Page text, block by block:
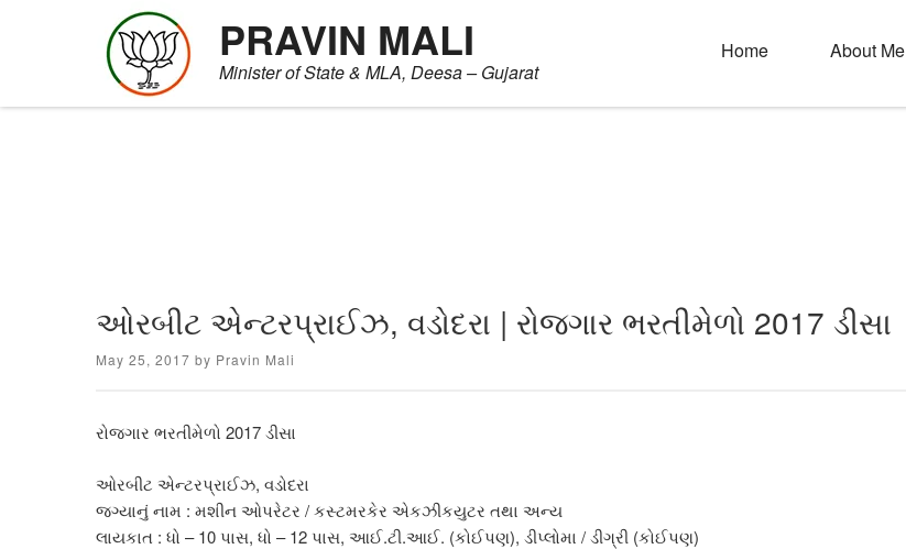
PRAVIN MALI
Minister of State & MLA, Deesa – Gujarat
Home About Me
ઓરબીટ એન્ટરપ્રાઈઝ, વડોદરા | રોજગાર ભરતીમેળો 2017 ડીસા
Posted
May 25, 2017 by Pravin Mali
રોજગાર ભરતીમેળો 2017 ડીસા
ઓરબીટ એન્ટરપ્રાઈઝ, વડોદરા
જગ્યાનું નામ : મશીન ઓપરેટર / કસ્ટમરકેર એકઝીકયુટર તથા અન્ય
લાયકાત : ધો – 10 પાસ, ધો – 12 પાસ, આઈ.ટી.આઈ. (કોઈપણ), ડીપ્લોમા / ડીગ્રી (કોઈપણ)